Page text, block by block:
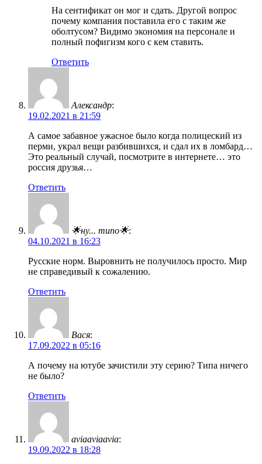
На сентификат он мог и сдать. Другой вопрос
почему компания поставила его с таким же
оболтусом? Видимо экономия на персонале и
полный пофигизм кого с кем ставить.
Ответить
Александр:
19.02.2021 в 21:59
А самое забавное ужасное было когда полицеский из
перми, украл вещи разбившихся, и сдал их в ломбард…
Это реальный случай, посмотрите в интернете… это
россия друзья…
Ответить
🌟ну... типо🌟:
04.10.2021 в 16:23
Русские норм. Выровнить не получилось просто. Мир
не справедивый к сожалению.
Ответить
Вася:
17.09.2022 в 05:16
А почему на ютубе зачистили эту серию? Типа ничего
не было?
Ответить
aviaaviaavia:
19.09.2022 в 18:28